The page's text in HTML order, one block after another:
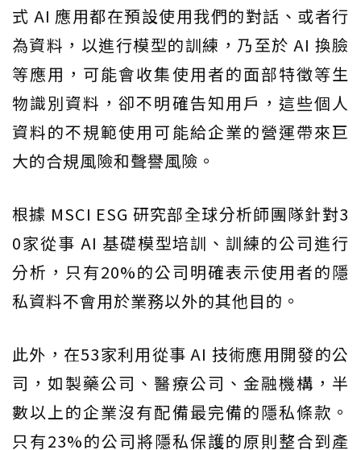
式 AI 應用都在預設使用我們的對話、或者行
為資料，以進行模型的訓練，乃至於 AI 換臉
等應用，可能會收集使用者的面部特徵等生
物識別資料，卻不明確告知用戶，這些個人
資料的不規範使用可能給企業的營運帶來巨
大的合規風險和聲譽風險。
根據 MSCI ESG 研究部全球分析師團隊針對3
0家從事 AI 基礎模型培訓、訓練的公司進行
分析，只有20%的公司明確表示使用者的隱
私資料不會用於業務以外的其他目的。
此外，在53家利用從事 AI 技術應用開發的公
司，如製藥公司、醫療公司、金融機構，半
數以上的企業沒有配備最完備的隱私條款。
只有23%的公司將隱私保護的原則整合到產